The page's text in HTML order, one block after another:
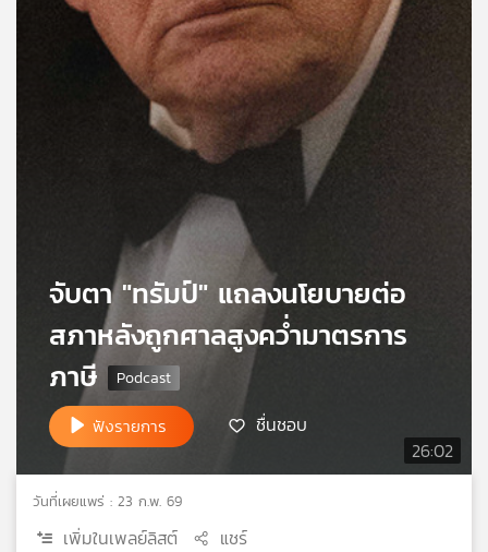
เครือ
พี
เอส
26:02
จับตา "ทรัมป์" แถลงนโยบายต่อ
สภาหลังถูกศาลสูงคว่ำมาตรการ
ภาษี
ฟังรายการ ชื่นชอบ
วันที่เผยแพร่ : 23 ก.พ. 69
เพิ่มในเพลย์ลิสต์ แชร์